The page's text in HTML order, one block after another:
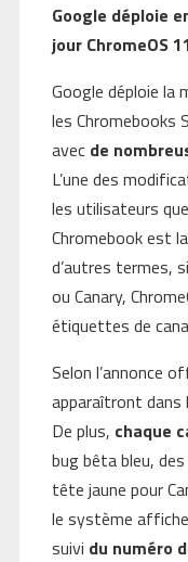
Google déploie
jour ChromeOS
Google déploie la
les Chromebooks
avec de
L’une des
les utilisateurs
Chromebook est la
d’autres termes,
ou Canary,
étiquettes de
Selon l’annonce
apparaîtront dans
De plus, chaque
bug bêta bleu,
tête jaune pour
le système
suivi du numéro